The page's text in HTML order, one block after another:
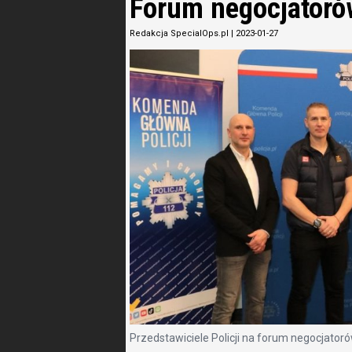
Forum
Redakcja SpecialOps.pl | 2023-01-27
Przedstawiciele Policji na forum